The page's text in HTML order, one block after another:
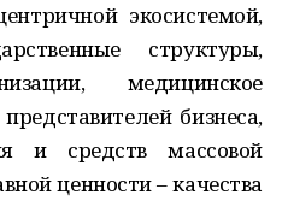
экосистемой,
структуры,
медицинское
бизнеса,
и средств массовой
ценности – качества